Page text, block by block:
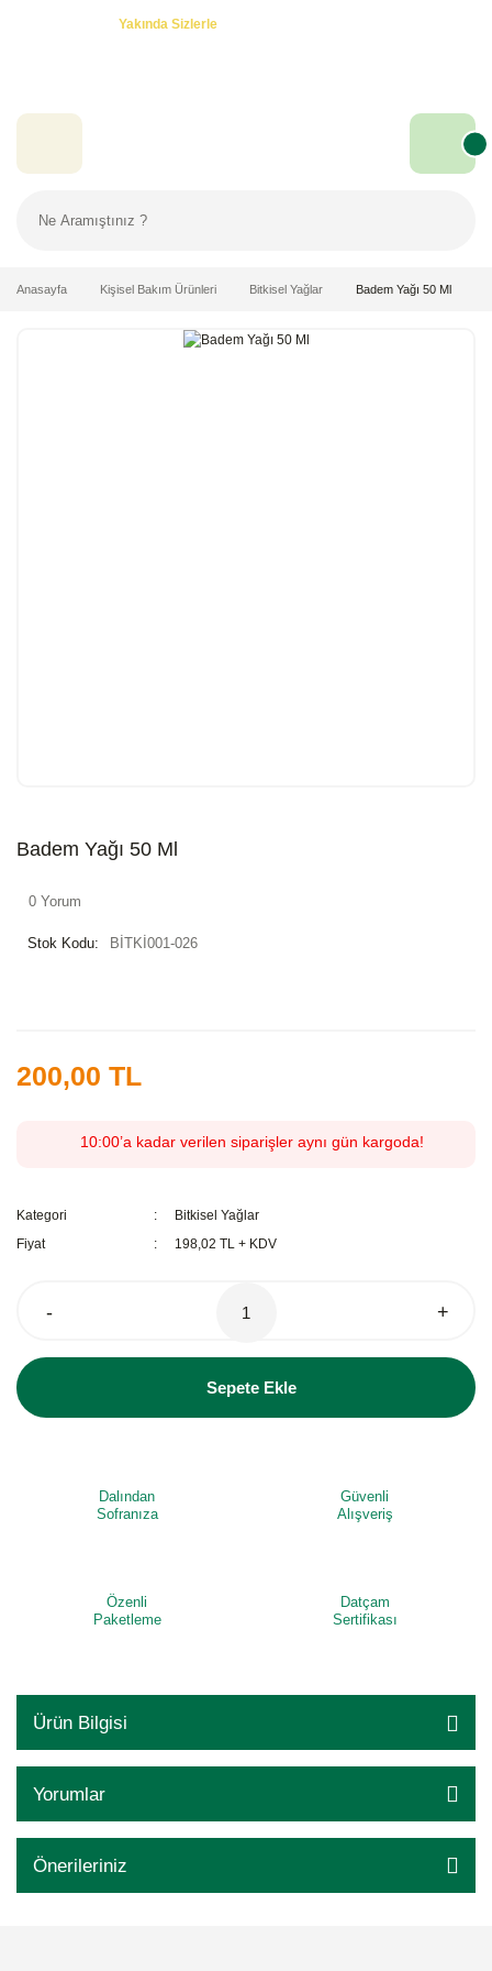
Yakında Sizlerle
Anasayfa Kişisel Bakım Ürünleri Bitkisel Yağlar Badem Yağı 50 Ml
Badem Yağı 50 Ml
0 Yorum
Stok Kodu: BİTKİ001-026
200,00 TL
10:00’a kadar verilen siparişler aynı gün kargoda!
Kategori
Bitkisel Yağlar
Fiyat
198,02 TL + KDV
- +
Sepete Ekle
Dalından
Sofranıza
Güvenli
Alışveriş
Özenli
Paketleme
Datçam
Sertifikası
Ürün Bilgisi
Yorumlar
Önerileriniz